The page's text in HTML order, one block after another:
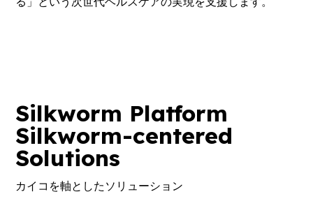
Silkworm Platform
Silkworm-centered
Solutions
カイコを軸としたソリューション